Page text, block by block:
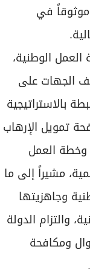
موثوقاً في
الوطنية،
الجهات على
بالاستراتيجية
تمويل الإرهاب
التسلح (2024 - 2027) وخطة العمل
مشيراً إلى ما
وجاهزيتها
والتزام الدولة
ومكافحة